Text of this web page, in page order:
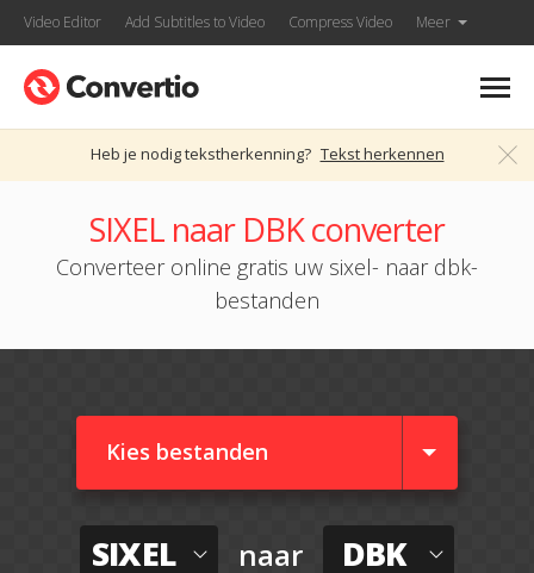
Video Editor Add Subtitles to Video Compress Video Meer
Heb je nodig tekstherkenning? Tekst herkennen
SIXEL naar DBK converter
Converteer online gratis uw sixel- naar dbk-
bestanden
Kies bestanden
SIXEL naar DBK